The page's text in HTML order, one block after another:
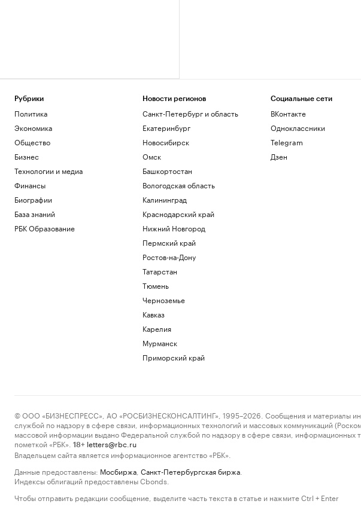
Рубрики
Политика
Экономика
Общество
Бизнес
Технологии и медиа
Финансы
Биографии
База знаний
РБК Образование
Новости регионов
Санкт-Петербург и область
Екатеринбург
Новосибирск
Омск
Башкортостан
Вологодская область
Калининград
Краснодарский край
Нижний Новгород
Пермский край
Ростов-на-Дону
Татарстан
Тюмень
Черноземье
Кавказ
Карелия
Мурманск
Приморский край
Социальные сети
ВКонтакте
Одноклассники
Telegram
Дзен
© ООО «БИЗНЕСПРЕСС», АО «РОСБИЗНЕСКОНСАЛТИНГ», 1995–2026. Сообщения и материалы
службой по надзору в сфере связи, информационных технологий и массовых коммуникаций
массовой информации выдано Федеральной службой по надзору в сфере связи,
пометкой «РБК».
18+ letters@rbc.ru
Владельцем сайта является информационное агентство «РБК».
Данные предоставлены: Мосбиржа Санкт-Петербургская биржа
Индексы облигаций предоставлены Cbonds.
Чтобы отправить редакции сообщение, выделите часть текста в статье и нажмите Ctrl + Enter